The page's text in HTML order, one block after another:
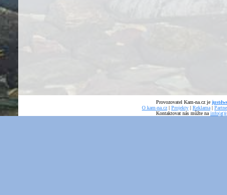
Provozovatel Kam-na.cz je
O kam-na.cz | Projekty | Reklama |
Kontaktovat nás můžte na